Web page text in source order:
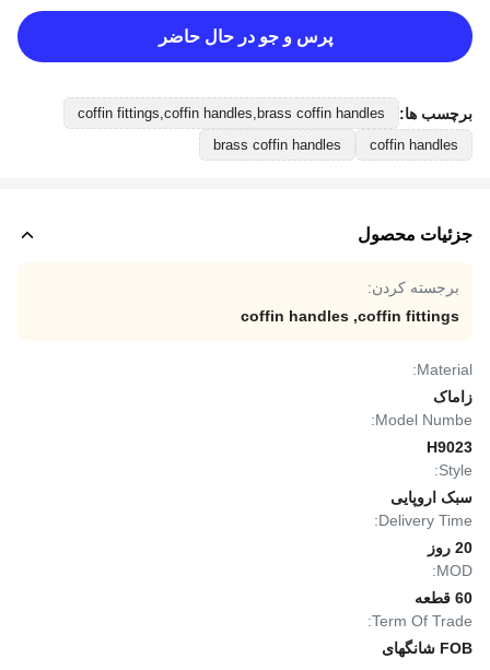
پرس و جو در حال حاضر
برچسب ها:
coffin fittings,coffin handles,brass coffin handles
coffin handles
brass coffin handles
جزئیات محصول
برجسته کردن:
coffin fittings
,
coffin handles
Material:
زاماک
Model Numbe:
H9023
Style:
سبک اروپایی
Delivery Time:
20 روز
MOD:
60 قطعه
Term Of Trade:
FOB شانگهای